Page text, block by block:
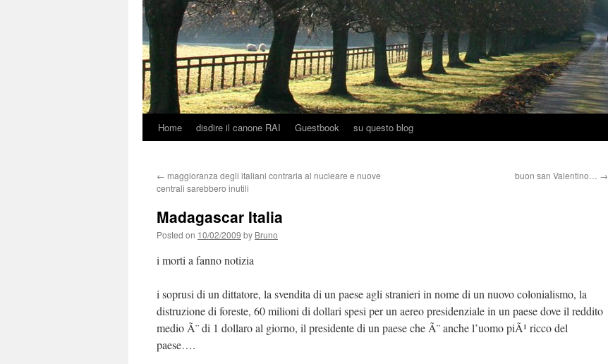
Skip
content
Home disdire il canone RAI Guestbook su questo blog
← maggioranza degli italiani contraria al nucleare e nuove
centrali sarebbero inutili
buon san Valentino… →
Madagascar Italia
Posted on 10/02/2009 by Bruno
i morti a fanno notizia
i soprusi di un dittatore, la svendita di un paese agli stranieri in nome di un nuovo colonialismo, la
distruzione di foreste, 60 milioni di dollari spesi per un aereo presidenziale in un paese dove il reddito
medio Ã¨ di 1 dollaro al giorno, il presidente di un paese che Ã¨ anche l’uomo piÃ¹ ricco del
paese….